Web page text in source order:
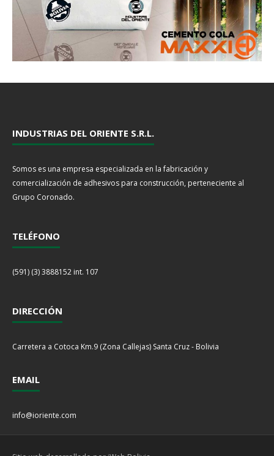
INDUSTRIAS DEL ORIENTE S.R.L.
Somos es una empresa especializada en la fabricación y
comercialización de adhesivos para construcción, perteneciente al
Grupo Coronado.
TELÉFONO
(591) (3) 3888152 int. 107
DIRECCIÓN
Carretera a Cotoca Km.9 (Zona Callejas) Santa Cruz - Bolivia
EMAIL
info@ioriente.com